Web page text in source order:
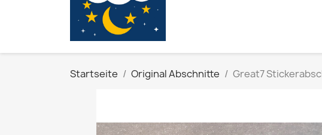
Startseite Original Abschnitte Great7